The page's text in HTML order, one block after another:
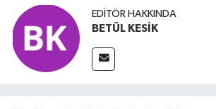
EDITÖR HAKKINDA
BETÜL KESİK